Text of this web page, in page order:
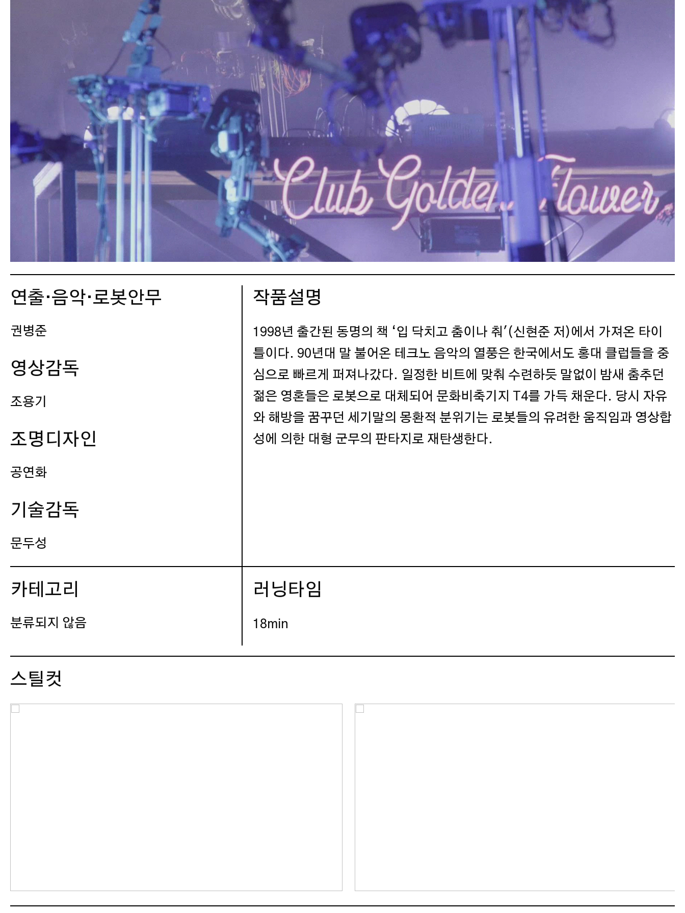
연출·음악·로봇안무
권병준
영상감독
조용기
조명디자인
공연화
기술감독
문두성
로봇 테크니션
백주홍 윤중선
작품설명
1998년 출간된 동명의 책 ‘입 닥치고 춤이나 춰'(신현준 저)에서 가져온 타이
틀이다. 90년대 말 불어온 테크노 음악의 열풍은 한국에서도 홍대 클럽들을 중
심으로 빠르게 퍼져나갔다. 일정한 비트에 맞춰 수련하듯 말없이 밤새 춤추던
젊은 영혼들은 로봇으로 대체되어 문화비축기지 T4를 가득 채운다. 당시 자유
와 해방을 꿈꾸던 세기말의 몽환적 분위기는 로봇들의 유려한 움직임과 영상합
성에 의한 대형 군무의 판타지로 재탄생한다.
카테고리
분류되지 않음
러닝타임
18min
스틸컷